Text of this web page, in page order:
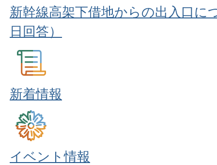
新幹線高架下借地からの出入口に
日回答）
新着情報
イベント情報